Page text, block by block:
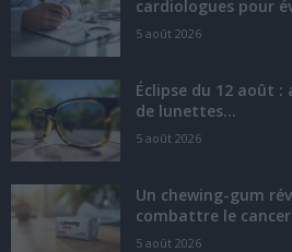
cardiologues pour
5 août 2026
Éclipse du 12 août
de lunettes...
5 août 2026
Un chewing-gum
combattre le
5 août 2026